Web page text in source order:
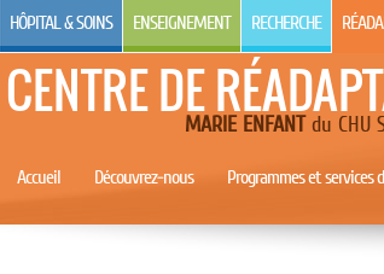
HÔPITAL & SOINS ENSEIGNEMENT RECHERCHE
CENTRE DEMARIE ENFANTdu CHU
Accueil Découvrez-nous Programmes et services